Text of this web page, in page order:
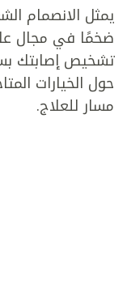
ضخمًا في مجال
تشخيص إصابتك
حول الخيارات
مسار للعلاج.